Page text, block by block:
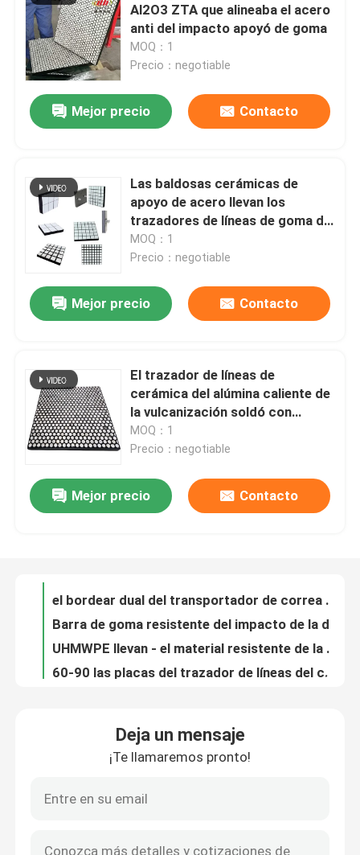
Inicio
Productos
Videos
Visita a la fábrica
Control de Calidad
Trazador de líneas de cerámica del desgaste
Trazador de líneas de cerámica del alúmina
Al2O3 ZTA que alineaba el acero
anti del impacto apoyó de goma
MOQ：1
Precio：negotiable
Mejor precio Contacto
Las baldosas cerámicas de
apoyo de acero llevan los
trazadores de líneas de goma del
canal inclinado de los trazadores
de líneas
MOQ：1
Precio：negotiable
Mejor precio Contacto
El trazador de líneas de
cerámica del alúmina caliente de
la vulcanización soldó con
autógena las guarniciones de
cerámica industriales para el
MOQ：1
Precio：negotiable
Mejor precio Contacto
Material de retardamiento de retardamiento de cerámica de goma minero de la polea 10m de la polea del transportador
La PU cubrió las cuchillas de lanzamiento de la paleta del poliuretano de la placa del desgaste del poliuretano de la rueda para los tractores
Deja un mensaje
¡Te llamaremos pronto!